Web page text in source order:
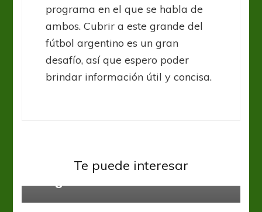
programa en el que se habla de
ambos. Cubrir a este grande del
fútbol argentino es un gran
desafío, así que espero poder
brindar información útil y concisa.
Te puede interesar
Racing Club